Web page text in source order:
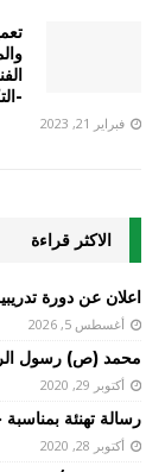
-
فبراير 21, 2023
الاكثر قراءة
اعلان عن دورة
أغسطس 5, 2026
محمد (ص) رسول
أكتوبر 29, 2020
رسالة تهنئة
أكتوبر 28, 2020